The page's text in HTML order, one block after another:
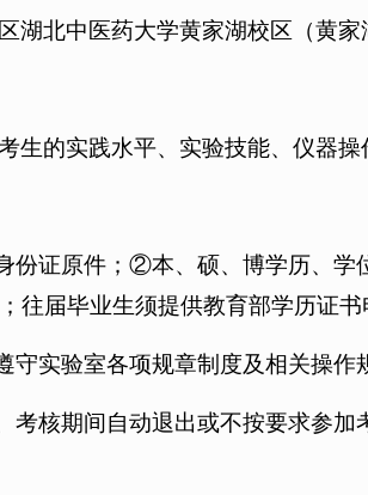
湖北中医药大学黄家湖校区（黄家
生的实践水平、实验技能、仪器
份证原件；②本、硕、博学历、学
往届毕业生须提供教育部学历证
守实验室各项规章制度及相关操作
考核期间自动退出或不按要求参加